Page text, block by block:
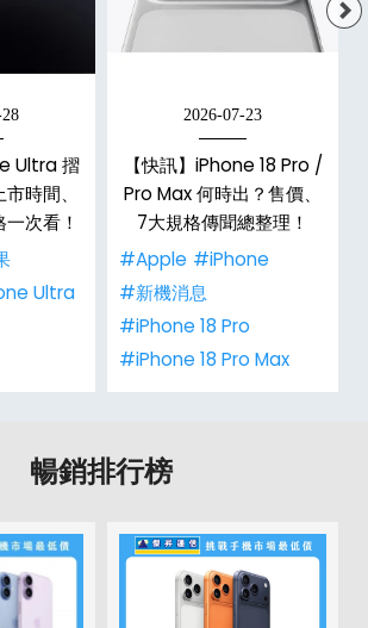
Ultra 摺
時間、
次看！
Ultra
2026-07-23
【快訊】iPhone 18 Pro /
Pro Max 何時出？售價、
7大規格傳聞總整理！
#Apple #iPhone
#新機消息
#iPhone 18 Pro
#iPhone 18 Pro Max
暢銷排行榜